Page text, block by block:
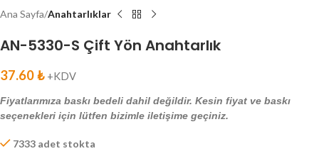
Ana Sayfa Anahtarlıklar
AN-5330-S Çift Yön Anahtarlık
37.60₺ +KDV
Fiyatlarımıza baskı bedeli dahil değildir. Kesin fiyat ve baskı
seçenekleri için lütfen bizimle iletişime geçiniz.
7333 adet stokta